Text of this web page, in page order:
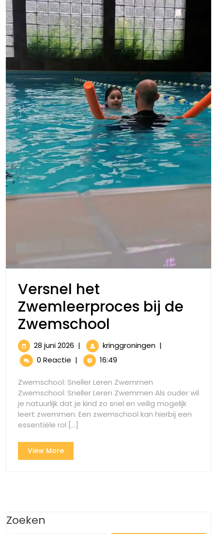
Versnel het
Zwemleerproces bij de
Zwemschool
het
bij
de
Zwemschool
28 juni 2026 28
juni
2026
| kringgroningenVersnel
de
Zwemschool
|
0 Reactie | 16:49
Zwemschool: Sneller Leren Zwemmen
Zwemschool: Sneller Leren Zwemmen Als ouder wil
je natuurlijk dat je kind zo snel en veilig mogelijk
leert zwemmen. Een zwemschool kan hierbij een
essentiële rol [...]
View MoreView
More
Zoeken